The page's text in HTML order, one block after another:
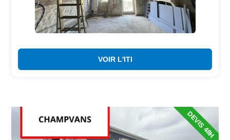
VOIR L'ITI
DEVIS 48H